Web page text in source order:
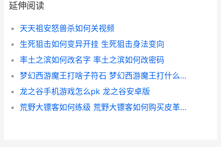
延伸阅读
天天祖安怒兽杀如何关视频
生死狙击如何变异开挂 生死狙击身法变向
率土之滨如何改名字 率土之滨如何改密码
梦幻西游魔王打啥子符石 梦幻西游魔王打什么内丹
龙之谷手机游戏怎么pk 龙之谷安卓版
荒野大镖客如何练级 荒野大镖客如何购买皮革工具